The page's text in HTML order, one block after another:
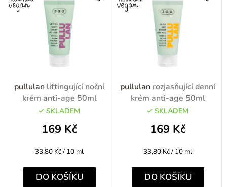
pullulan liftingující noční
krém anti-age 50ml
SKLADEM
169 Kč
Měrná
33,80 Kč / 10 ml
DO KOŠÍKU
pullulan rozjasňující denní
krém anti-age 50ml
SKLADEM
169 Kč
Měrná
33,80 Kč / 10 ml
DO KOŠÍKU